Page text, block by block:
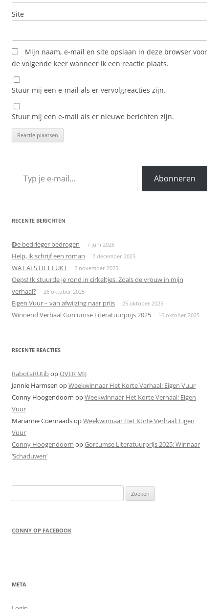
Site
Mijn naam, e-mail en site opslaan in deze browser voor
de volgende keer wanneer ik een reactie plaats.
Stuur mij een e-mail als er vervolgreacties zijn.
Stuur mij een e-mail als er nieuwe berichten zijn.
Typ je e-mail...
Abonneren
RECENTE BERICHTEN
𝗗e bedrieger bedrogen 7 juni 2026
Help, ik schrijf een roman 7 december 2025
WAT ALS HET LUKT 2 november 2025
Oeps! Ik stuurde je rond in cirkeltjes. Zoals de vrouw in mijn
verhaal?
26 oktober 2025
Eigen Vuur – van afwijzing naar prijs 25 oktober 2025
Winnend Verhaal Gorcumse Literatuurprijs 2025 16 oktober 2025
RECENTE REACTIES
RabotaRUtibopOVER MIJ
Jannie Harmsen opWeekwinnaar Het Korte Verhaal: Eigen Vuur
Conny Hoogendoorn opWeekwinnaar Het Korte Verhaal: Eigen
Vuur
Marianne CoenraadsopWeekwinnaar Het Korte Verhaal: Eigen
Vuur
Conny Hoogendoorn opGorcumse Literatuurprijs 2025: Winnaar
‘Schaduwen’
naar:
CONNY OP FACEBOOK
META